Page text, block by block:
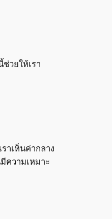
วยให้เรา
าเห็นค่ากลาง
ความเหมาะ